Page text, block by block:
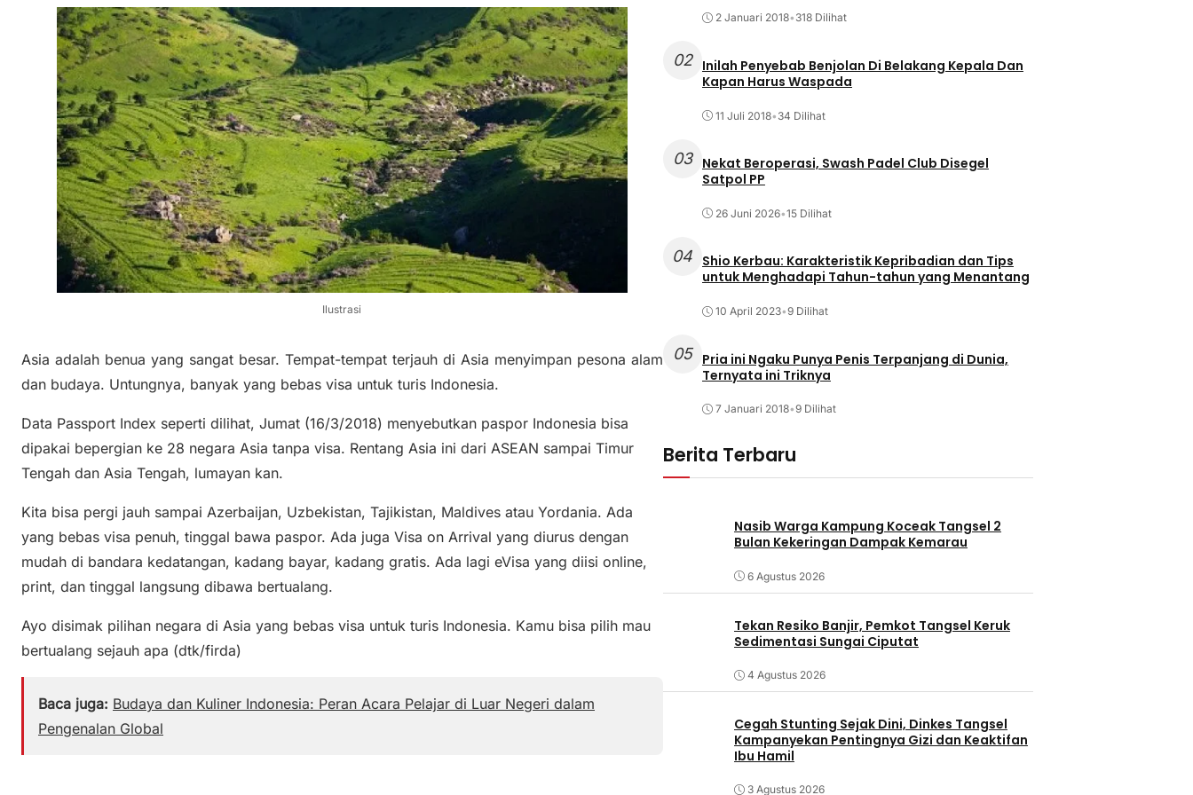
Ilustrasi
Asia adalah benua yang sangat besar. Tempat-tempat terjauh di Asia menyimpan pesona alam
dan budaya. Untungnya, banyak yang bebas visa untuk turis Indonesia.
Data Passport Index seperti dilihat, Jumat (16/3/2018) menyebutkan paspor Indonesia bisa
dipakai bepergian ke 28 negara Asia tanpa visa. Rentang Asia ini dari ASEAN sampai Timur
Tengah dan Asia Tengah, lumayan kan.
Kita bisa pergi jauh sampai Azerbaijan, Uzbekistan, Tajikistan, Maldives atau Yordania. Ada
yang bebas visa penuh, tinggal bawa paspor. Ada juga Visa on Arrival yang diurus dengan
mudah di bandara kedatangan, kadang bayar, kadang gratis. Ada lagi eVisa yang diisi online,
print, dan tinggal langsung dibawa bertualang.
Ayo disimak pilihan negara di Asia yang bebas visa untuk turis Indonesia. Kamu bisa pilih mau
bertualang sejauh apa (dtk/firda)
Baca juga: Budaya dan Kuliner Indonesia: Peran Acara Pelajar di Luar Negeri dalam
Pengenalan Global
2 Januari 2018• 318 Dilihat
02
Inilah Penyebab Benjolan Di Belakang Kepala Dan
Kapan Harus Waspada
11 Juli 2018• 34 Dilihat
03
Nekat Beroperasi, Swash Padel Club Disegel
Satpol PP
26 Juni 2026•15 Dilihat
04 Shio Kerbau: Karakteristik Kepribadian dan Tips
untuk Menghadapi Tahun-tahun yang Menantang
10 April 2023•9 Dilihat
05
Pria ini Ngaku Punya Penis Terpanjang di Dunia,
Ternyata ini Triknya
7 Januari 2018•9 Dilihat
Berita Terbaru
Nasib Warga Kampung Koceak Tangsel 2
Bulan Kekeringan Dampak Kemarau
6 Agustus 2026
Tekan Resiko Banjir, Pemkot Tangsel Keruk
Sedimentasi Sungai Ciputat
4 Agustus 2026
Cegah Stunting Sejak Dini, Dinkes Tangsel
Kampanyekan Pentingnya Gizi dan Keaktifan
Ibu Hamil
3 Agustus 2026